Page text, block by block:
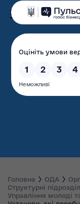
Головна ОДА
Структурні
Управління молоді